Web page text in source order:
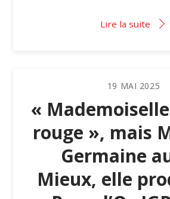
Lire la suite
19 MAI 2025
«
rouge », mais
Germaine
Mieux, elle